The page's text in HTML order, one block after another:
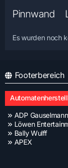
Pinnwand
Es wurden noch
Footerbereich
ADP Gauselmann
Löwen
Bally Wulff
APEX